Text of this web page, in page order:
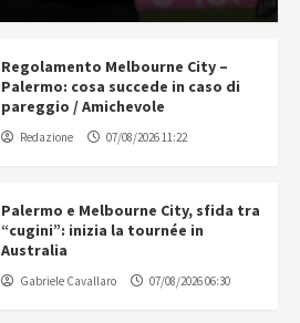
Regolamento Melbourne City –
Palermo: cosa succede in caso di
pareggio / Amichevole
Redazione 07/08/2026 11:22
Palermo e Melbourne City, sfida tra
“cugini”: inizia la tournée in
Australia
Gabriele Cavallaro 07/08/2026 06:30